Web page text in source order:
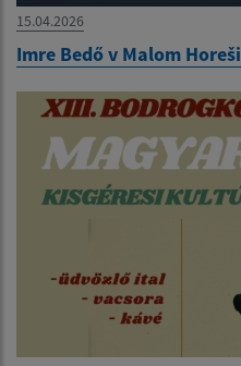
15.04.2026
Imre Bedő v Malom Horeši